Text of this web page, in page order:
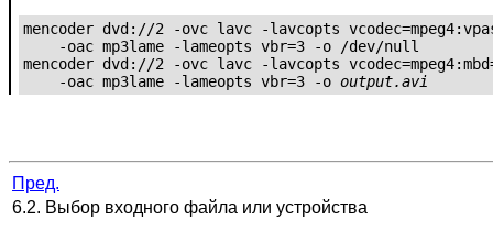
mencoder dvd://2 -ovc lavc -lavcopts
    -oac mp3lame -lameopts vbr=3 -o /dev/null
mencoder dvd://2 -ovc lavc -lavcopts
    -oac mp3lame -lameopts vbr=3 -o
output.avi
Пред.
6.2. Выбор входного файла или устройства